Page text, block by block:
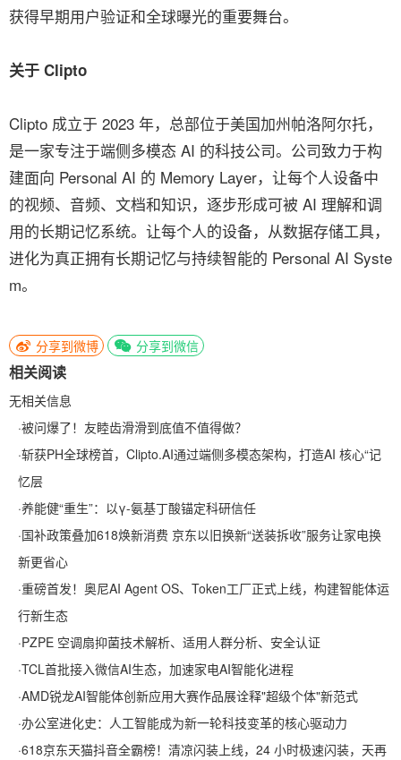
获得早期用户验证和全球曝光的重要舞台。
关于 Clipto
Clipto 成立于 2023 年，总部位于美国加州帕洛阿尔托，
是一家专注于端侧多模态 AI 的科技公司。公司致力于构
建面向 Personal AI 的 Memory Layer，让每个人设备中
的视频、音频、文档和知识，逐步形成可被 AI 理解和调
用的长期记忆系统。让每个人的设备，从数据存储工具，
进化为真正拥有长期记忆与持续智能的 Personal AI Syste
m。
分享到微博 分享到微信
相关阅读
无相关信息
·被问爆了！友睦齿滑滑到底值不值得做？
·斩获PH全球榜首，Clipto.AI通过端侧多模态架构，打造AI 核心“记
忆层
·养能健“重生”：以γ-氨基丁酸锚定科研信任
·国补政策叠加618焕新消费 京东以旧换新“送装拆收”服务让家电换
新更省心
·重磅首发！奥尼AI Agent OS、Token工厂正式上线，构建智能体运
行新生态
·PZPE 空调扇抑菌技术解析、适用人群分析、安全认证
·TCL首批接入微信AI生态，加速家电AI智能化进程
·AMD锐龙AI智能体创新应用大赛作品展诠释"超级个体"新范式
·办公室进化史：人工智能成为新一轮科技变革的核心驱动力
·618京东天猫抖音全霸榜！清凉闪装上线，24 小时极速闪装，天再